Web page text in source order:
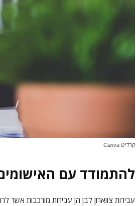
קרדיט Canva
להתמודד עם
עבירות צווארון לבן הן עבירות מורכבות אשר